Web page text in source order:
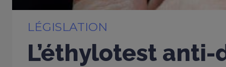
LÉGISLATION
L’éthylotest